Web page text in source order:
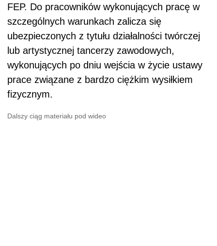
FEP. Do pracowników wykonujących pracę w
szczególnych warunkach zalicza się
ubezpieczonych z tytułu działalności twórczej
lub artystycznej tancerzy zawodowych,
wykonujących po dniu wejścia w życie ustawy
prace związane z bardzo ciężkim wysiłkiem
fizycznym.
Dalszy ciąg materiału pod wideo